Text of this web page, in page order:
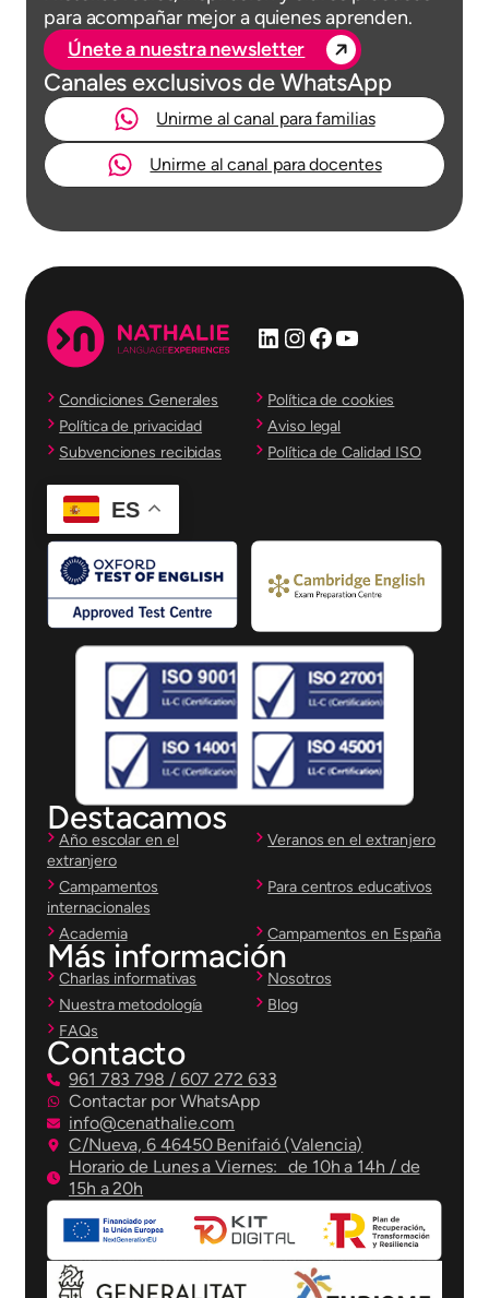
para acompañar mejor a quienes aprenden.
Únete a nuestra newsletter
Canales exclusivos de WhatsApp
Unirme al canal para familias
Unirme al canal para docentes
LinkedIn
Instagram
Facebook
YouTube
Condiciones Generales
Política de cookies
Política de privacidad
Aviso legal
Subvenciones recibidas
Política de Calidad ISO
ES
Destacamos
Año escolar en el
extranjero
Veranos en el extranjero
Campamentos
internacionales
Para centros educativos
Academia Campamentos en España
Más información
Charlas informativas
Nosotros
Nuestra metodología
Blog
FAQs
Contacto
961 783 798 / 607 272 633
Contactar por WhatsApp
info@cenathalie.com
C/Nueva, 6 46450 Benifaió (Valencia)
Horario de Lunes a Viernes: de 10h a 14h / de
15h a 20h